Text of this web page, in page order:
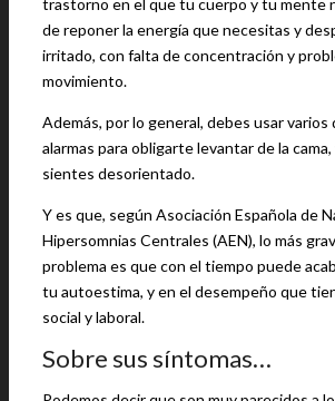
trastorno en el que tu cuerpo y tu mente
de reponer la energía que necesitas y
irritado, con falta de concentración y
movimiento.
Además, por lo general, debes usar
alarmas para obligarte levantar de la
sientes desorientado.
Y es que, según Asociación Española de
Hipersomnias Centrales (AEN), lo más
problema es que con el tiempo puede
tu autoestima, y en el desempeño que
social y laboral.
Sobre sus síntomas…